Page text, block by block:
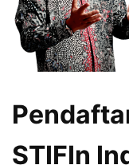
STIFIn